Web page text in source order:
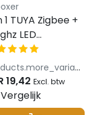
1 TUYA Zigbee +
LED
- voor
Color/Dual
RGB/RGBW/
strips 12-24v -
products.more_variants_available
19,42 Excl. btw
Vergelijk